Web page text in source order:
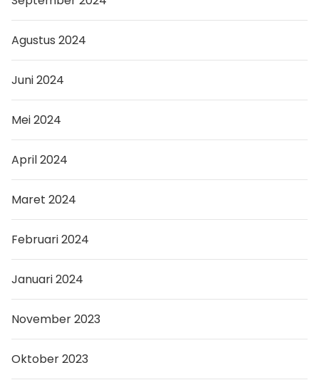
Agustus 2024
Juni 2024
Mei 2024
April 2024
Maret 2024
Februari 2024
Januari 2024
November 2023
Oktober 2023